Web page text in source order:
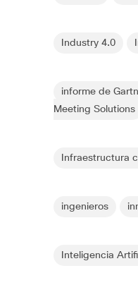
Industry 4.0
informe de
Meeting Solutions
Infraestructura
ingenieros
Inteligencia